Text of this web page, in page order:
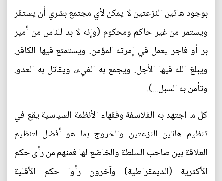
بوجود هاتين النزعتين لا يمكن لأي مجتمع بشري أن يستقر
ويستمر من غير حاكم ومحكوم (وإنه لا بد للناس من أمير
بر أو فاجر يعمل في إمرته المؤمن. ويستمتع فيها الكافر.
ويبلغ الله فيها الأجل. ويجمع به الفيء، ويقاتل به العدو.
وتأمن به السبل...).
كل ما اجتهد به الفلاسفة وفقهاء الأنظمة السياسية يقع في
تنظيم هاتين النزعتين والخروج بما هو أفضل لتنظيم
العلاقة بين صاحب السلطة والخاضع لها فمنهم من رأى حكم
الأكثرية (الديمقراطية) وآخرون رأوا حكم الأقلية